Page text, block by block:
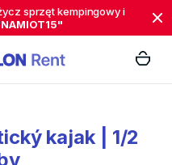
sprzęt kempingowy i
kajak 1​​/​2